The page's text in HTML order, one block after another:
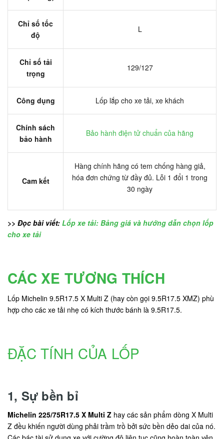
Chỉ số tốc
độ
L
Chỉ số tải
trọng
129/127
Công dụng Lốp lắp cho xe tải, xe khách
Chính sách
bảo hành
Bảo hành điện tử chuẩn của hãng
Cam kết
Hàng chính hãng có tem chống hàng giả,
hóa đơn chứng từ đầy đủ. Lỗi 1 đổi 1 trong
30 ngày
>> Đọc bài viết: Lốp xe tải: Bảng giá và hướng dẫn chọn lốp
cho xe tải
CÁC XE TƯƠNG THÍCH
Lốp Michelin 9.5R17.5 X Multi Z (hay còn gọi 9.5R17.5 XMZ) phù
hợp cho các xe tải nhẹ có kích thước bánh là 9.5R17.5.
ĐẶC TÍNH CỦA LỐP
1, Sự bền bỉ
Michelin 225/75R17.5 X Multi Z hay các sản phẩm dòng X Multi
Z đều khiến người dùng phải trầm trồ bởi sức bền dẻo dai của nó.